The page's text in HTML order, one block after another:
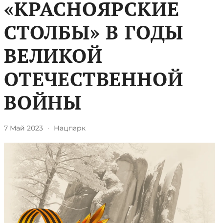
«КРАСНОЯРСКИЕ
СТОЛБЫ» В ГОДЫ
ВЕЛИКОЙ
ОТЕЧЕСТВЕННОЙ
ВОЙНЫ
7 Май 2023 · Нацпарк